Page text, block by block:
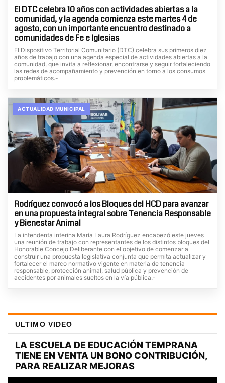
El DTC celebra 10 años con actividades abiertas a la
comunidad, y la agenda comienza este martes 4 de
agosto, con un importante encuentro destinado a
comunidades de Fe e Iglesias
El Dispositivo Territorial Comunitario (DTC) celebra sus primeros diez
años de trabajo con una agenda especial de actividades abiertas a la
comunidad, que invita a reflexionar, encontrarse y seguir fortaleciendo
las redes de acompañamiento y prevención en torno a los consumos
problemáticos.-
ACTUALIDAD MUNICIPAL
Rodríguez convocó a los Bloques del HCD para avanzar
en una propuesta integral sobre Tenencia Responsable
y Bienestar Animal
La intendenta interina María Laura Rodríguez encabezó este jueves
una reunión de trabajo con representantes de los distintos bloques del
Honorable Concejo Deliberante con el objetivo de comenzar a
construir una propuesta legislativa conjunta que permita actualizar y
fortalecer el marco normativo vigente en materia de tenencia
responsable, protección animal, salud pública y prevención de
accidentes por animales sueltos en la vía pública.-
ULTIMO VIDEO